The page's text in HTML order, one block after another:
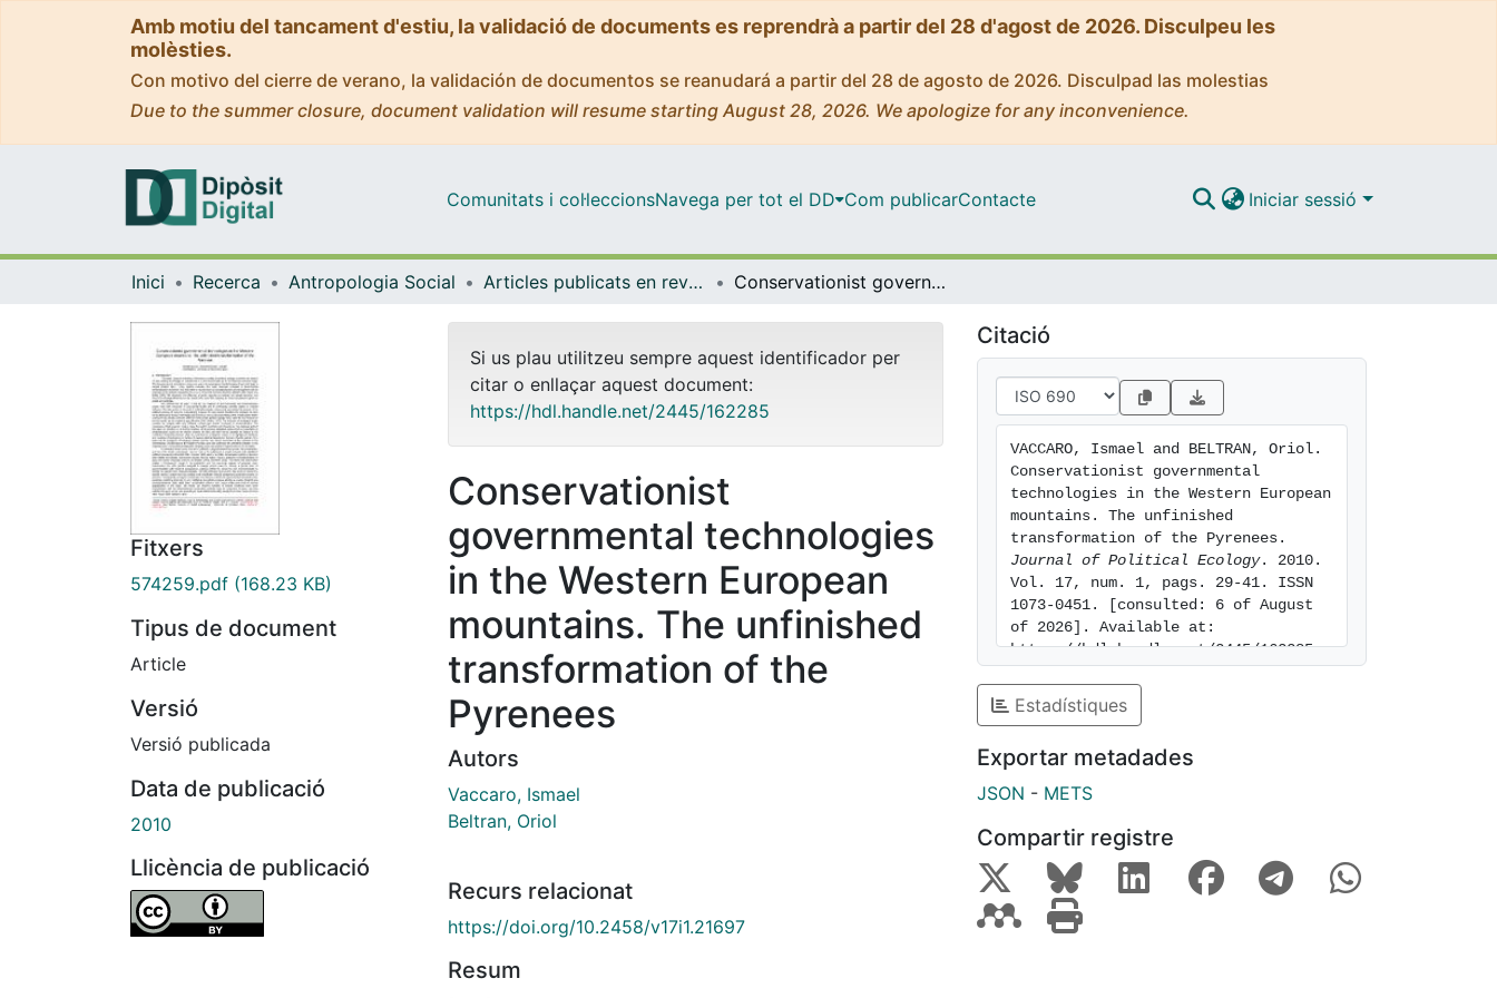
Amb motiu del tancament d'estiu, la validació de documents es reprendrà a partir del 28 d'agost de 2026. Disculpeu les
molèsties.
Con motivo del cierre de verano, la validación de documentos se reanudará a partir del 28 de agosto de 2026. Disculpad las molestias
Due to the summer closure, document validation will resume starting August 28, 2026. We apologize for any inconvenience.
Comunitats i col·leccionsNavega per tot el DD Com publicarContacte Iniciar sessió
Inici Recerca Antropologia Social Articles publicats en revistes (Antropologia Social) Conservationist governmental technologies in the Western European mountains. The unfinished transformation of the Pyrenees
Fitxers
574259.pdf (168.23 KB)
Tipus de document
Article
Versió
Versió publicada
Data de publicació
2010
Llicència de publicació
Si us plau utilitzeu sempre aquest identificador per
citar o enllaçar aquest document:
https://hdl.handle.net/2445/162285
Conservationist
governmental technologies
in the Western European
mountains. The unfinished
transformation of the
Pyrenees
Autors
Vaccaro, Ismael
Beltran, Oriol
Recurs relacionat
https://doi.org/10.2458/v17i1.21697
Resum
Citació
VACCARO, Ismael and BELTRAN, Oriol.
Conservationist governmental
technologies in the Western European
mountains. The unfinished
Journal of Political Ecology. 2010.
Vol. 17, num. 1, pags. 29-41. ISSN
1073-0451. [consulted: 6 of August
of 2026]. Available at:
https://hdl.handle.net/2445/162285
Estadístiques
Exportar metadades
JSON - METS
Compartir registre